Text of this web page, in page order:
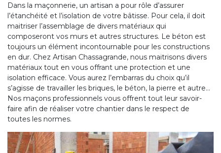
Dans la maçonnerie, un artisan a pour rôle d’assurer
l’étanchéité et l’isolation de votre bâtisse. Pour cela, il doit
maitriser l’assemblage de divers matériaux qui
composeront vos murs et autres structures. Le béton est
toujours un élément incontournable pour les constructions
en dur. Chez Artisan Chassagrande, nous maitrisons divers
matériaux tout en vous offrant une protection et une
isolation efficace. Vous aurez l’embarras du choix qu’il
s’agisse de travailler les briques, le béton, la pierre et autre…
Nos maçons professionnels vous offrent tout leur savoir-
faire afin de réaliser votre chantier dans le respect de
toutes les normes.